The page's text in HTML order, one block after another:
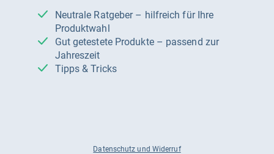
Neutrale Ratgeber – hilfreich für Ihre
Produktwahl
Gut getestete Produkte – passend zur
Jahreszeit
Tipps & Tricks
Datenschutz und Widerruf